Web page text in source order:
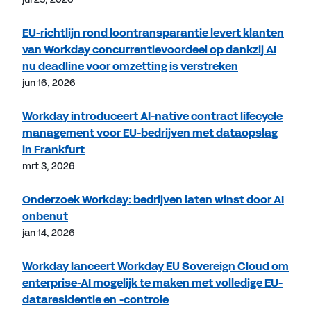
EU-richtlijn rond loontransparantie levert klanten
van Workday concurrentievoordeel op dankzij AI
nu deadline voor omzetting is verstreken
jun 16, 2026
Workday introduceert AI-native contract lifecycle
management voor EU-bedrijven met dataopslag
in Frankfurt
mrt 3, 2026
Onderzoek Workday: bedrijven laten winst door AI
onbenut
jan 14, 2026
Workday lanceert Workday EU Sovereign Cloud om
enterprise-AI mogelijk te maken met volledige EU-
dataresidentie en -controle